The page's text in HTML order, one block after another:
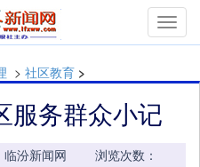
> 社区教育 >
服务群众小记
临汾新闻网 浏览次数：